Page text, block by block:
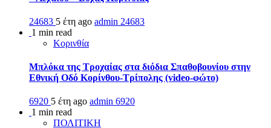
24683 5 έτη ago admin 24683
1 min read
Κορινθία
Μπλόκα της Τροχαίας στα διόδια Σπαθοβουνίου στην
Εθνική Οδό Κορίνθου-Τρίπολης (video-φώτο)
6920 5 έτη ago admin 6920
1 min read
ΠΟΛΙΤΙΚΗ